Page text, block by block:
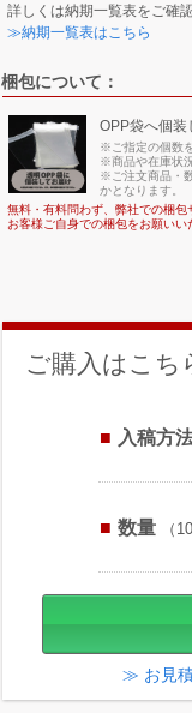
詳しくは納期一覧表をご確
≫納期一覧表はこちら
梱包について：
OPP袋へ個装
※ご指定の個数
※商品や在庫状
※ご注文商品・
かとなります。
無料・有料問わず、弊社での梱
お客様ご自身での梱包をお願いい
ご購入はこち
入稿方
数量 （
≫ お見